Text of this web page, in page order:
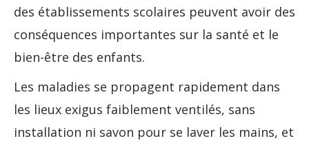
des établissements scolaires peuvent avoir des
conséquences importantes sur la santé et le
bien-être des enfants.
Les maladies se propagent rapidement dans
les lieux exigus faiblement ventilés, sans
installation ni savon pour se laver les mains, et